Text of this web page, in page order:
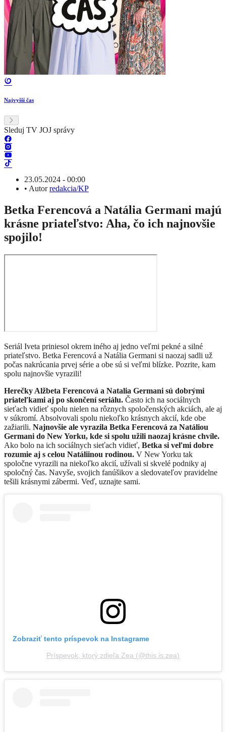
Najvyšší čas
Sleduj TV JOJ správy
23.05.2024 - 00:00
• Autorredakcia/KP
Betka Ferencová a Natália Germani majú
krásne priateľstvo: Aha, čo ich najnovšie
spojilo!
Seriál Iveta priniesol okrem iného aj jedno veľmi pekné a silné
priateľstvo. Betka Ferencová a Natália Germani si naozaj sadli už
počas nakrúcania prvej série a obe sú si veľmi blízke. Pozrite, kam
spolu najnovšie vyrazili!
Herečky Alžbeta Ferencová a Natalia Germani sú dobrými
priateľkami aj po skončení seriálu. Často ich na sociálnych
sieťach vidieť spolu nielen na rôznych spoločenských akciách, ale aj
v súkromí. Absolvovali spolu niekoľko krásnych akcií, kde obe
zažiarili. Najnovšie ale vyrazila Betka Ferencová za Natáliou
Germani do New Yorku, kde si spolu užili naozaj krásne chvíle.
Ako bolo na ich sociálnych sieťach vidieť, Betka si veľmi dobre
rozumie aj s celou Natáliinou rodinou. V New Yorku tak
spoločne vyrazili na niekoľko akcií, užívali si skvelé podniky aj
spoločný čas. Navyše, svojich fanúšikov a sledovateľov pravidelne
tešili krásnymi zábermi. Veď, uznajte sami.
Zobraziť tento príspevok na Instagrame
Príspevok, ktorý zdieľa Zea (@this.is.zea)